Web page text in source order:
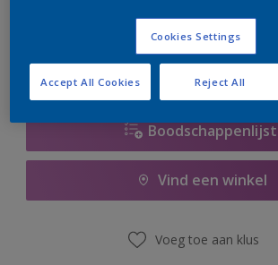
er hard aan om de voorraad aan te vullen.
Boodschappenlijst
Vind een winkel
Voeg toe aan klus
Cookies Settings
Reject All
Accept All Cookies